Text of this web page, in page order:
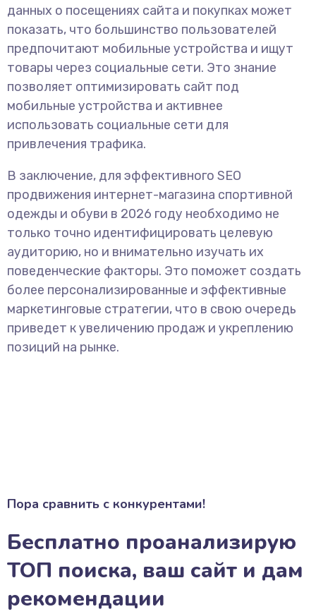
данных о посещениях сайта и покупках может
показать, что большинство пользователей
предпочитают мобильные устройства и ищут
товары через социальные сети. Это знание
позволяет оптимизировать сайт под
мобильные устройства и активнее
использовать социальные сети для
привлечения трафика.
В заключение, для эффективного SEO
продвижения интернет-магазина спортивной
одежды и обуви в 2026 году необходимо не
только точно идентифицировать целевую
аудиторию, но и внимательно изучать их
поведенческие факторы. Это поможет создать
более персонализированные и эффективные
маркетинговые стратегии, что в свою очередь
приведет к увеличению продаж и укреплению
позиций на рынке.
Пора сравнить с конкурентами!
Бесплатно проанализирую
ТОП поиска, ваш сайт и дам
рекомендации